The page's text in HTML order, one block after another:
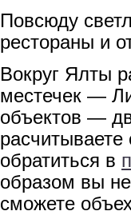
Повсюду
рестораны и
Вокруг Ялты
местечек —
объектов —
расчитываете
обратиться в
образом вы
сможете